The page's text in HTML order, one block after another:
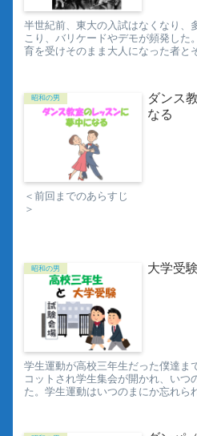
半世紀前、東大の入試はなくなり、
こり、バリケードやデモが頻発した
育を受けそのまま大人になった者と
昭和の男
ダンス
なる
＜前回までのあらすじ
昭和の男 大学受
学生運動が高校三年生だった僕達ま
コットされ学生集会が開かれ、いつ
た。学生運動はいつのまにか忘れら